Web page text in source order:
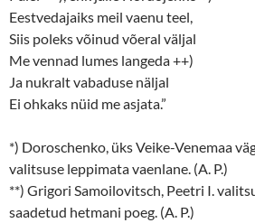
Eestvedajaiks meil vaenu teel,
Siis poleks võinud võeral väljal
Me vennad lumes langeda ++)
Ja nukralt vabaduse näljal
Ei ohkaks nüid me asjata.”
*) Doroschenko, üks Veike-Venemaa
valitsuse leppimata vaenlane. (A. P.)
**) Grigori Samoilovitsch, Peetri I.
saadetud hetmani poeg. (A. P.)